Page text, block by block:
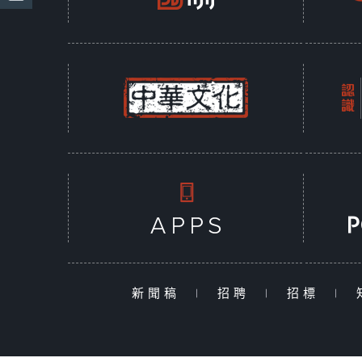
新聞稿 | 招聘 | 招標 |